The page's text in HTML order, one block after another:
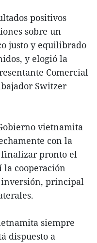
positivos
sobre un
justo y equilibrado
y elogió la
Comercial
Switzer
vietnamita
con la
pronto el
la cooperación
principal
siempre
dispuesto a